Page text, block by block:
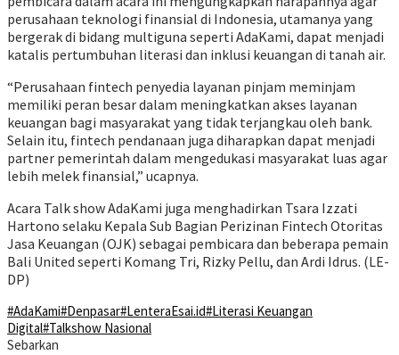
perusahaan teknologi finansial di Indonesia, utamanya yang
bergerak di bidang multiguna seperti AdaKami, dapat menjadi
katalis pertumbuhan literasi dan inklusi keuangan di tanah air.
“Perusahaan fintech penyedia layanan pinjam meminjam
memiliki peran besar dalam meningkatkan akses layanan
keuangan bagi masyarakat yang tidak terjangkau oleh bank.
Selain itu, fintech pendanaan juga diharapkan dapat menjadi
partner pemerintah dalam mengedukasi masyarakat luas agar
lebih melek finansial,” ucapnya.
Acara Talk show AdaKami juga menghadirkan Tsara Izzati
Hartono selaku Kepala Sub Bagian Perizinan Fintech Otoritas
Jasa Keuangan (OJK) sebagai pembicara dan beberapa pemain
Bali United seperti Komang Tri, Rizky Pellu, dan Ardi Idrus. (LE-
DP)
#AdaKami#Denpasar#LenteraEsai.id#Literasi Keuangan
Digital#Talkshow Nasional
Sebarkan